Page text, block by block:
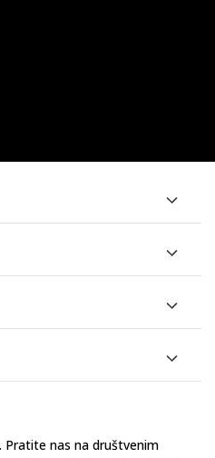
Pratite nas na društvenim